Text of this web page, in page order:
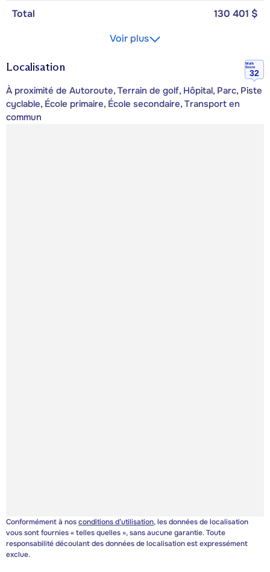
Total
130 401 $
Voir plus
Localisation
Walk
Score
32
À proximité de Autoroute, Terrain de golf, Hôpital, Parc, Piste
cyclable, École primaire, École secondaire, Transport en
commun
Conformément à nosconditions d’utilisation, les données de localisation
vous sont fournies « telles quelles », sans aucune garantie. Toute
responsabilité découlant des données de localisation est expressément
exclue.